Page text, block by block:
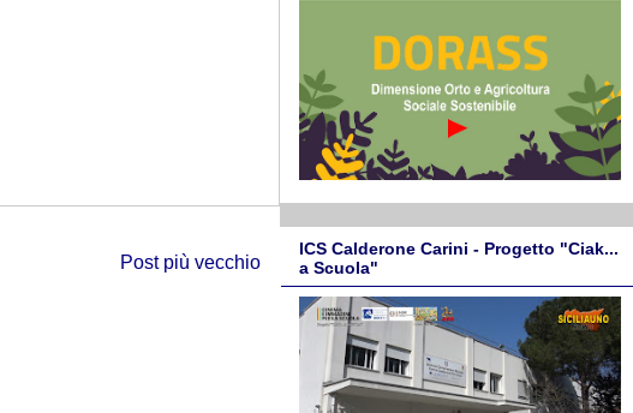
Post più vecchio
ICS Calderone Carini - Progetto "Ciak...
a Scuola"